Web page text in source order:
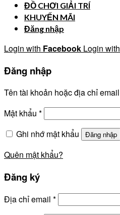
ĐỒ CHƠI GIẢI TRÍ
KHUYẾN MÃI
Đăng nhập
Login with Facebook Login with
Đăng nhập
Tên tài khoản hoặc địa chỉ email
Mật khẩu *
Ghi nhớ mật khẩu
Đăng nhập
Quên mật khẩu?
Đăng ký
Địa chỉ email *